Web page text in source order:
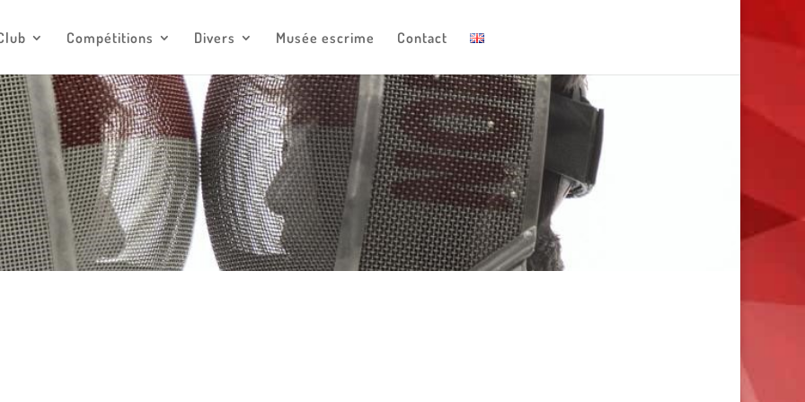
Compétitions Divers Musée escrime Contact